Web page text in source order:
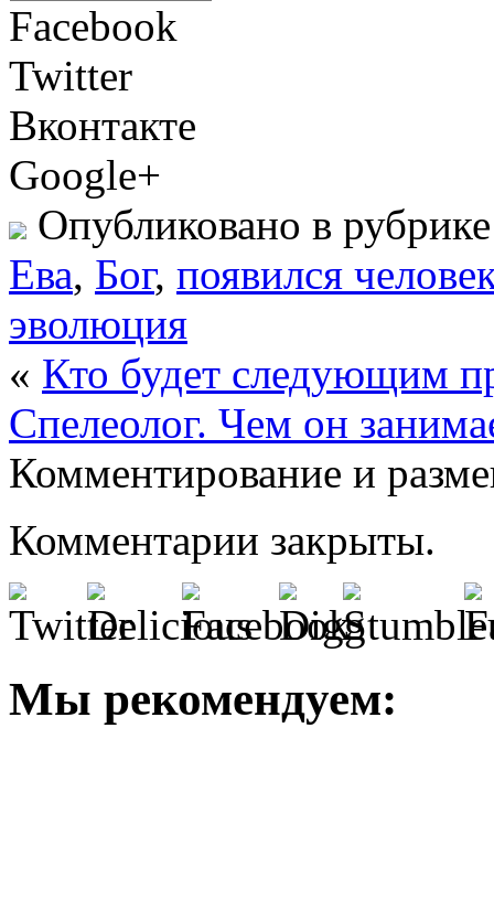
Facebook
Twitter
Вконтакте
Google+
Опубликовано в
Ева, Бог, появился
эволюция
« Кто будет следующим
Спелеолог. Чем он
Комментирование и
Комментарии закрыты.
Мы рекомендуем: